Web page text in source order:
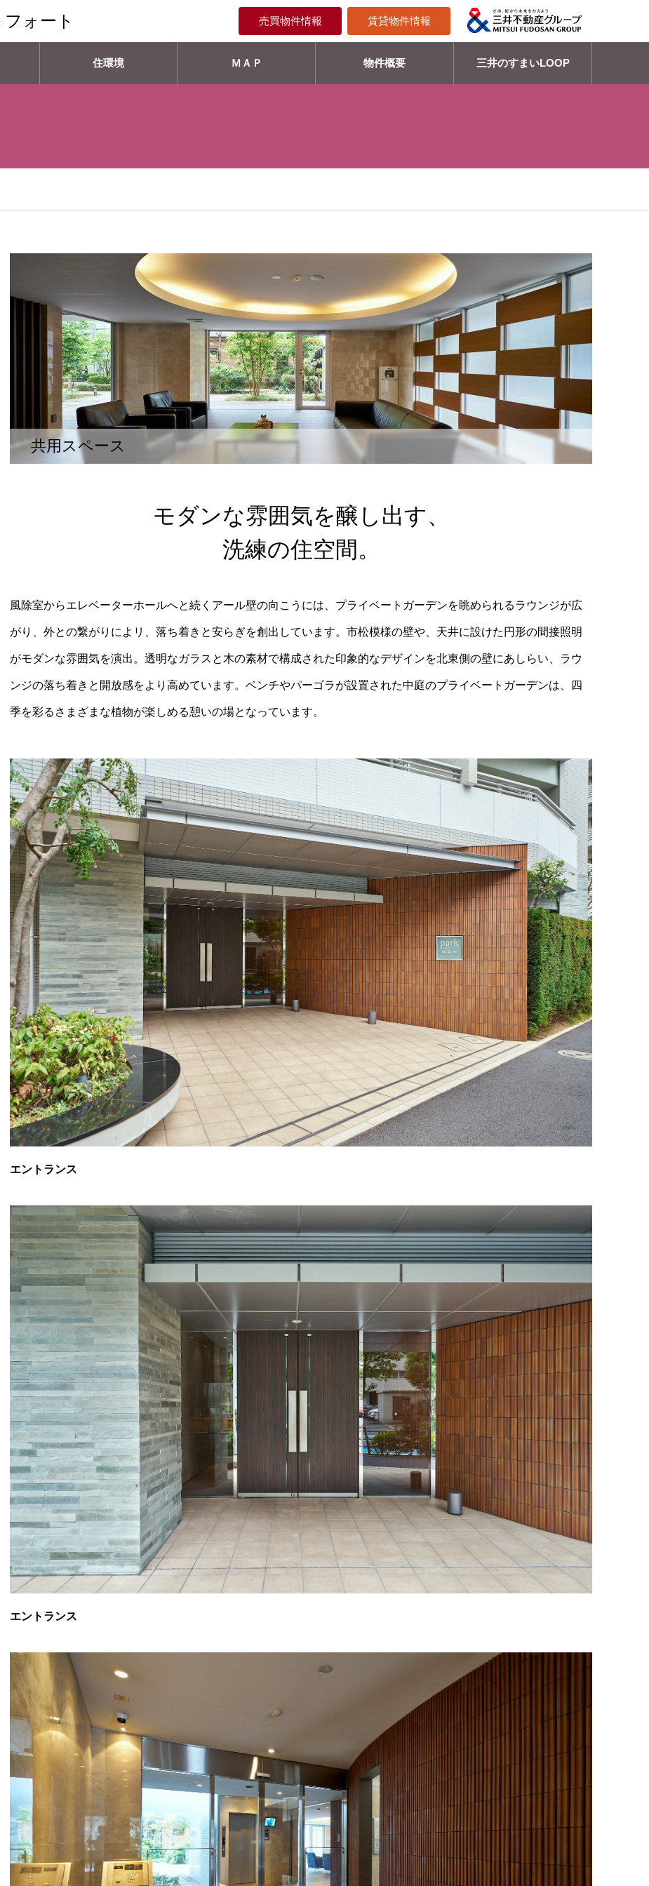
ォート 売買物件情報 賃貸物件情報
住環境 ＭＡＰ 物件概要 三井のすまいLOOP
共用スペース
モダンな雰囲気を醸し出す、
洗練の住空間。
風除室からエレベーターホールへと続くアール壁の向こうには、プライベートガーデンを眺められるラウンジが広
がり、外との繋がりによリ、落ち着きと安らぎを創出しています。市松模様の壁や、天井に設けた円形の間接照明
がモダンな雰囲気を演出。透明なガラスと木の素材で構成された印象的なデザインを北東側の壁にあしらい、ラウ
ンジの落ち着きと開放感をより高めています。ベンチやパーゴラが設置された中庭のプライベートガーデンは、四
季を彩るさまざまな植物が楽しめる憩いの場となっています。
エントランス
エントランス